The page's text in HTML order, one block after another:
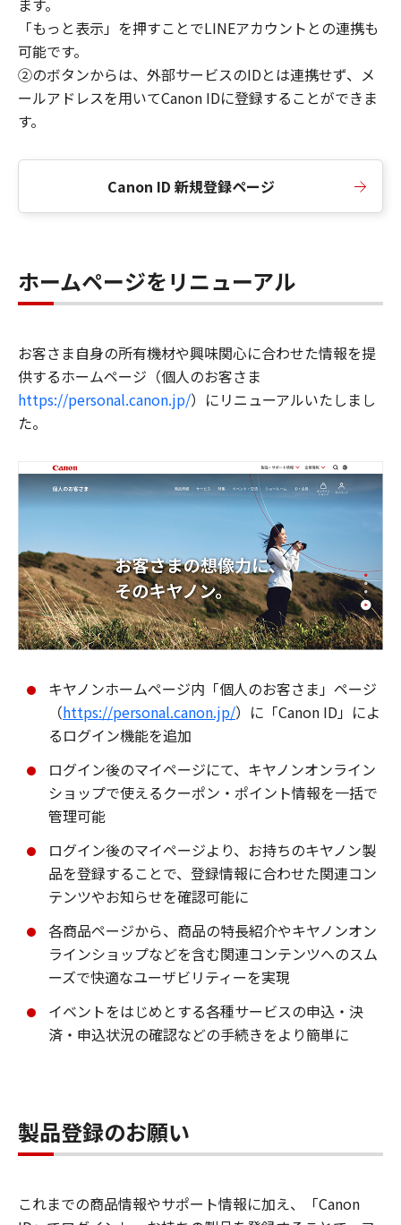
ます。
「もっと表示」を押すことでLINEアカウントとの連携も
可能です。
②のボタンからは、外部サービスのIDとは連携せず、メ
ールアドレスを用いてCanon IDに登録することができま
す。
Canon ID 新規登録ページ
ホームページをリニューアル
お客さま自身の所有機材や興味関心に合わせた情報を提
供するホームページ（個人のお客さま
https://personal.canon.jp/）にリニューアルいたしまし
た。
キヤノンホームページ内「個人のお客さま」ページ
（https://personal.canon.jp/）に「Canon ID」によ
るログイン機能を追加
ログイン後のマイページにて、キヤノンオンライン
ショップで使えるクーポン・ポイント情報を一括で
管理可能
ログイン後のマイページより、お持ちのキヤノン製
品を登録することで、登録情報に合わせた関連コン
テンツやお知らせを確認可能に
各商品ページから、商品の特長紹介やキヤノンオン
ラインショップなどを含む関連コンテンツへのスム
ーズで快適なユーザビリティーを実現
イベントをはじめとする各種サービスの申込・決
済・申込状況の確認などの手続きをより簡単に
製品登録のお願い
これまでの商品情報やサポート情報に加え、「Canon